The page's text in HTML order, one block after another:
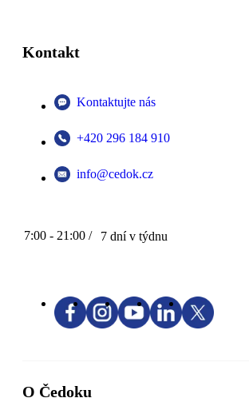
Kontakt
Kontaktujte nás
+420 296 184 910
info@cedok.cz
7:00 - 21:00 / 7 dní v týdnu
O Čedoku